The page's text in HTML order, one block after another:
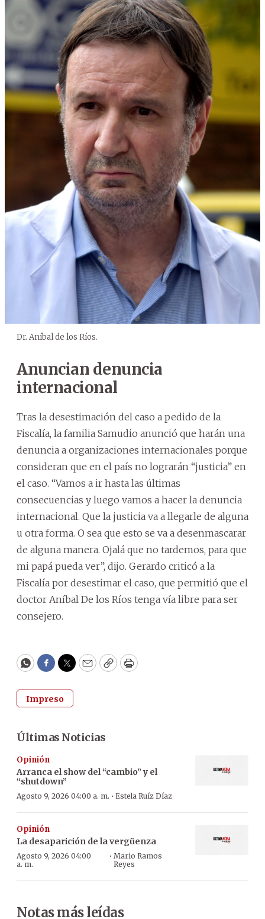
Dr. Aníbal de los Ríos.
Anuncian denuncia
internacional
Tras la desestimación del caso a pedido de la
Fiscalía, la familia Samudio anunció que harán una
denuncia a organizaciones internacionales porque
consideran que en el país no lograrán “justicia” en
el caso. “Vamos a ir hasta las últimas
consecuencias y luego vamos a hacer la denuncia
internacional. Que la justicia va a llegarle de alguna
u otra forma. O sea que esto se va a desenmascarar
de alguna manera. Ojalá que no tardemos, para que
mi papá pueda ver”, dijo. Gerardo criticó a la
Fiscalía por desestimar el caso, que permitió que el
doctor Aníbal De los Ríos tenga vía libre para ser
consejero.
WhatsApp
Facebook
Twitter
EmailCopyPrint
Impreso
Últimas Noticias
Opinión
Arranca el show del “cambio” y el
“shutdown”
Agosto 9, 2026 04:00 a. m. · Estela Ruíz Díaz
Opinión
La desaparición de la vergüenza
Agosto 9, 2026 04:00
a. m.
· Mario Ramos
Reyes
Notas más leídas